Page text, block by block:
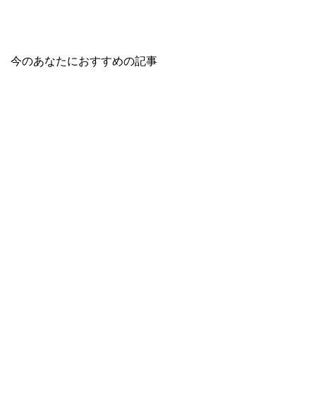
今のあなたにおすすめの記事